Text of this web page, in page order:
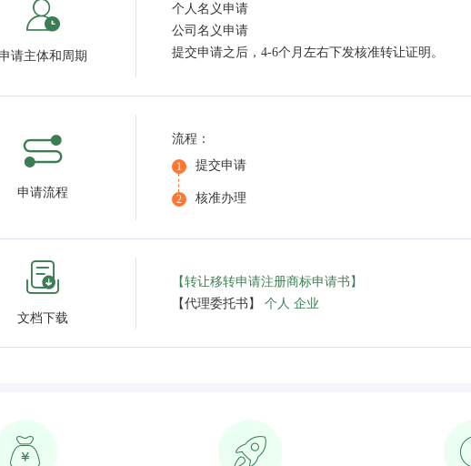
请主体和周期
个人名义申请
公司名义申请
提交申请之后，4-6个月左右下发核准转让证明。
申请流程
流程：
1 提交申请
2 核准办理
文档下载
【转让移转申请注册商标申请书】
【代理委托书】 个人 企业